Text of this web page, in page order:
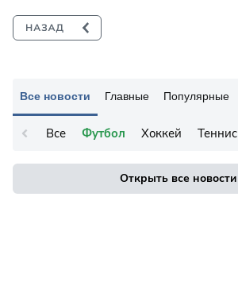
Все новости Главные Популярные
Все Футбол Хоккей Теннис
Открыть все новости